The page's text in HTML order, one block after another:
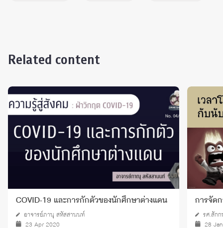
Related content
COVID-19 และการกักตัวของนักศึกษาต่างแดน
อาจารย์ภานุ สหัสสานนท์
23 Apr 2020
การจัด
รศ.สัก
28